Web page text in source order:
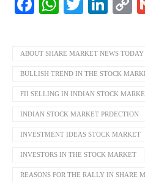
Facebook
WhatsApp
Twitter
ABOUT SHARE MARKET NEWS TODAY
BULLISH TREND IN THE STOCK
FII SELLING IN INDIAN STOCK
INDIAN STOCK MARKET PRDECTION
INVESTMENT IDEAS STOCK MARKET
INVESTORS IN THE STOCK MARKET
REASONS FOR THE RALLY IN SHARE